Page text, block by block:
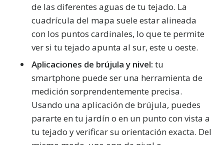
de las diferentes aguas de tu tejado. La
cuadrícula del mapa suele estar alineada
con los puntos cardinales, lo que te permite
ver si tu tejado apunta al sur, este u oeste.
Aplicaciones de brújula y nivel: tu
smartphone puede ser una herramienta de
medición sorprendentemente precisa.
Usando una aplicación de brújula, puedes
pararte en tu jardín o en un punto con vista a
tu tejado y verificar su orientación exacta. Del